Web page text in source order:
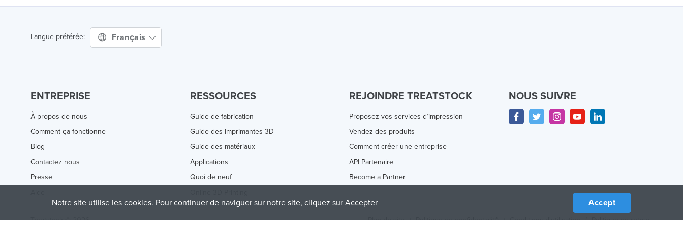
Langue préférée: Français
ENTREPRISE
À propos de nous
Comment ça fonctionne
Blog
Contactez nous
Presse
RESSOURCES
Guide de fabrication
Guide des Imprimantes 3D
Guide des matériaux
Applications
Quoi de neuf
REJOINDRE TREATSTOCK
Proposez vos services d’impression
Vendez des produits
Comment créer une entreprise
API Partenaire
Become a Partner
NOUS SUIVRE
Treatstock © 2026 Plan de site / Politique de confidentialité / Conditions d'utilisation / Politique de retour
Notre site utilise les cookies. Pour continuer de naviguer sur notre site, cliquez sur Accepter Accept